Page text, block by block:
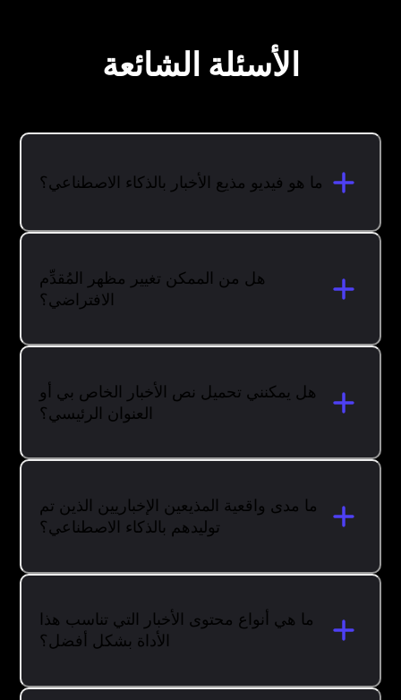
الأسئلة الشائعة
ما هو فيديو مذيع الأخبار بالذكاء الاصطناعي؟
هل من الممكن تغيير مظهر المُقدِّم
الافتراضي؟
هل يمكنني تحميل نص الأخبار الخاص بي أو
العنوان الرئيسي؟
ما مدى واقعية المذيعين الإخباريين الذين تم
توليدهم بالذكاء الاصطناعي؟
ما هي أنواع محتوى الأخبار التي تناسب هذا
الأداة بشكل أفضل؟